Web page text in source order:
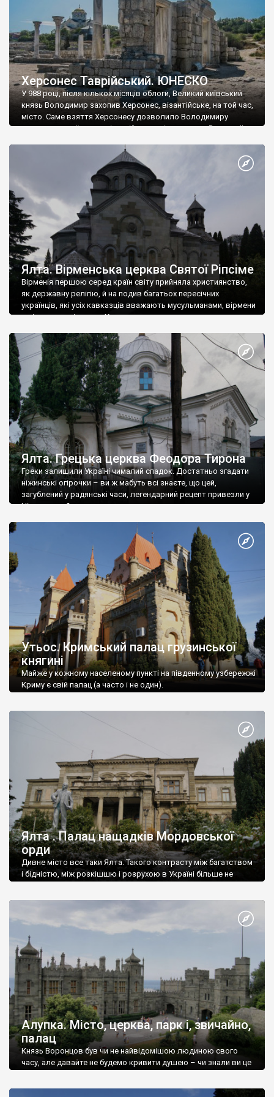
Херсонес Таврійський. ЮНЕСКО
У 988 році, після кількох місяців облоги, Великий київський
князь Володимир захопив Херсонес, візантійське, на той час,
місто. Саме взяття Херсонесу дозволило Володимиру
диктувати свої умови візантійському імператору Василю ІІ, та
Херсонесі Володимир-язичник, став Василем-християнином.
А потім було Хрещення Русі. На честь Херсонесу Таврійського
Ялта. Вірменська церква Святої Ріпсіме
Вірменія першою серед країн світу прийняла християнство,
як державну релігію, й на подив багатьох пересічних
українців, які усіх кавказців вважають мусульманами, вірмени
є відданими вірянами Христа
Ялта. Грецька церква Феодора Тирона
Греки залишили Україні чималий спадок. Достатньо згадати
ніжинські огірочки – ви ж мабуть всі знаєте, що цей,
загублений у радянські часи, легендарний рецепт привезли у
Ніжин греки?
Утьос. Кримський палац грузинської
княгині
Майже у кожному населеному пункті на південному узбережжі
Криму є свій палац (а часто і не один).
Ялта . Палац нащадків Мордовської
орди
Дивне місто все таки Ялта. Такого контрасту між багатством
і бідністю, між розкішшю і розрухою в Україні більше не
Алупка. Місто, церква, парк і, звичайно,
палац
Князь Воронцов був чи не найвідомішою людиною свого
часу, але давайте не будемо кривити душею – чи знали ви це